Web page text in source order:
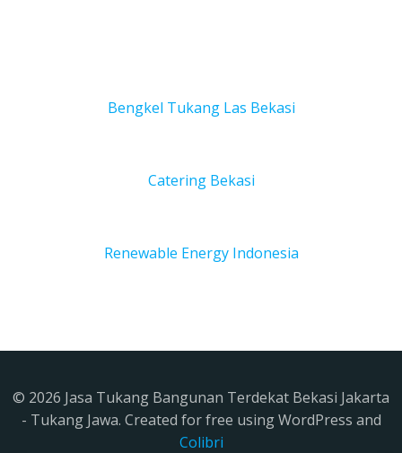
Bengkel Tukang Las Bekasi
Catering Bekasi
Renewable Energy Indonesia
© 2026 Jasa Tukang Bangunan Terdekat Bekasi Jakarta
- Tukang Jawa. Created for free using WordPress and
Colibri